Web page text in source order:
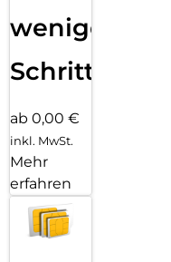
wenigen
Schritten
ab 0,00 €
inkl. MwSt.
Mehr
erfahren